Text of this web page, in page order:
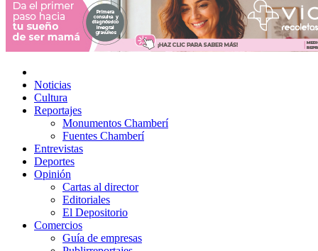
Noticias
Cultura
Reportajes
Monumentos Chamberí
Fuentes Chamberí
Entrevistas
Deportes
Opinión
Cartas al director
Editoriales
El Depositorio
Comercios
Guía de empresas